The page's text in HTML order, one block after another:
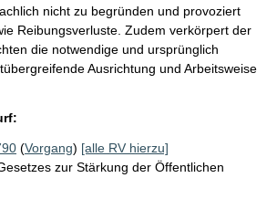
nicht zu begründen und provoziert
Reibungsverluste. Zudem verkörpert der
die notwendige und ursprünglich
Ausrichtung und Arbeitsweise
(Vorgang) [alle RV hierzu]
zur Stärkung der Öffentlichen